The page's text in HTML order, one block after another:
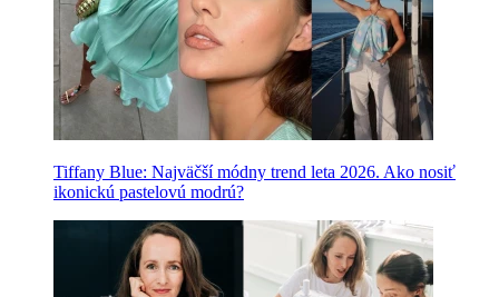
Tiffany Blue: Najväčší módny trend leta 2026. Ako nosiť
ikonickú pastelovú modrú?